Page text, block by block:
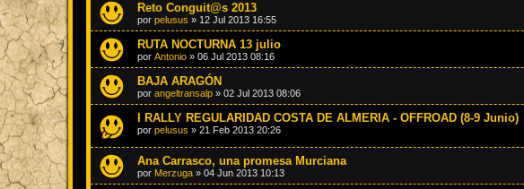
Reto Conguit@s 2013
por pelusus » 12 Jul 2013 16:55
RUTA NOCTURNA 13 julio
por Antonio » 06 Jul 2013 08:16
BAJA ARAGÓN
por angeltransalp » 02 Jul 2013 08:06
I RALLY REGULARIDAD COSTA DE ALMERIA - OFFROAD (8-9 Junio)
por pelusus » 21 Feb 2013 20:26
Ana Carrasco, una promesa Murciana
por Merzuga » 04 Jun 2013 10:13